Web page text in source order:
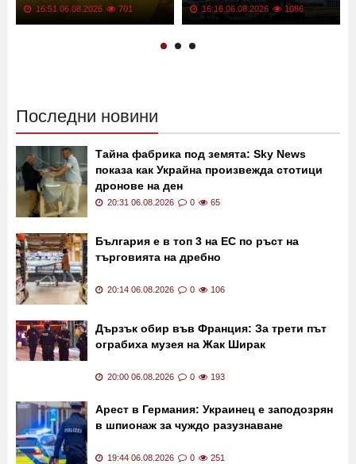
16:51 06.08.2026 701 16:16 06.08.2026 1086
Последни новини
Тайна фабрика под земята: Sky News
показа как Украйна произвежда стотици
дронове на ден
20:31 06.08.2026 0 65
България е в топ 3 на ЕС по ръст на
търговията на дребно
20:14 06.08.2026 0 106
Дързък обир във Франция: За трети път
ограбиха музея на Жак Ширак
20:00 06.08.2026 0 193
Арест в Германия: Украинец е заподозрян
в шпионаж за чуждо разузнаване
19:44 06.08.2026 0 251